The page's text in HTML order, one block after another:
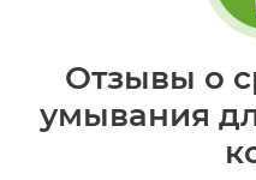
Отзывы о
умывания